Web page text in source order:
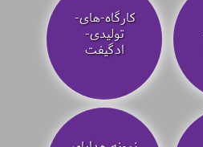
کارگاه-های-
تولیدی-
ادگیفت